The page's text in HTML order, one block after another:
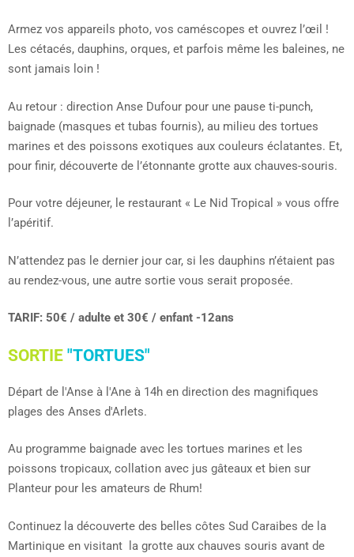
Armez vos appareils photo, vos caméscopes et ouvrez l’œil !
Les cétacés, dauphins, orques, et parfois même les baleines, ne
sont jamais loin !
Au retour : direction Anse Dufour pour une pause ti-punch,
baignade (masques et tubas fournis), au milieu des tortues
marines et des poissons exotiques aux couleurs éclatantes. Et,
pour finir, découverte de l’étonnante grotte aux chauves-souris.
Pour votre déjeuner, le restaurant « Le Nid Tropical » vous offre
l’apéritif.
N’attendez pas le dernier jour car, si les dauphins n’étaient pas
au rendez-vous, une autre sortie vous serait proposée.
TARIF: 50€ / adulte et 30€ / enfant -12ans
SORTIE "TORTUES"
Départ de l'Anse à l'Ane à 14h en direction des magnifiques
plages des Anses d'Arlets.
Au programme baignade avec les tortues marines et les
poissons tropicaux, collation avec jus gâteaux et bien sur
Planteur pour les amateurs de Rhum!
Continuez la découverte des belles côtes Sud Caraibes de la
Martinique en visitant la grotte aux chauves souris avant de